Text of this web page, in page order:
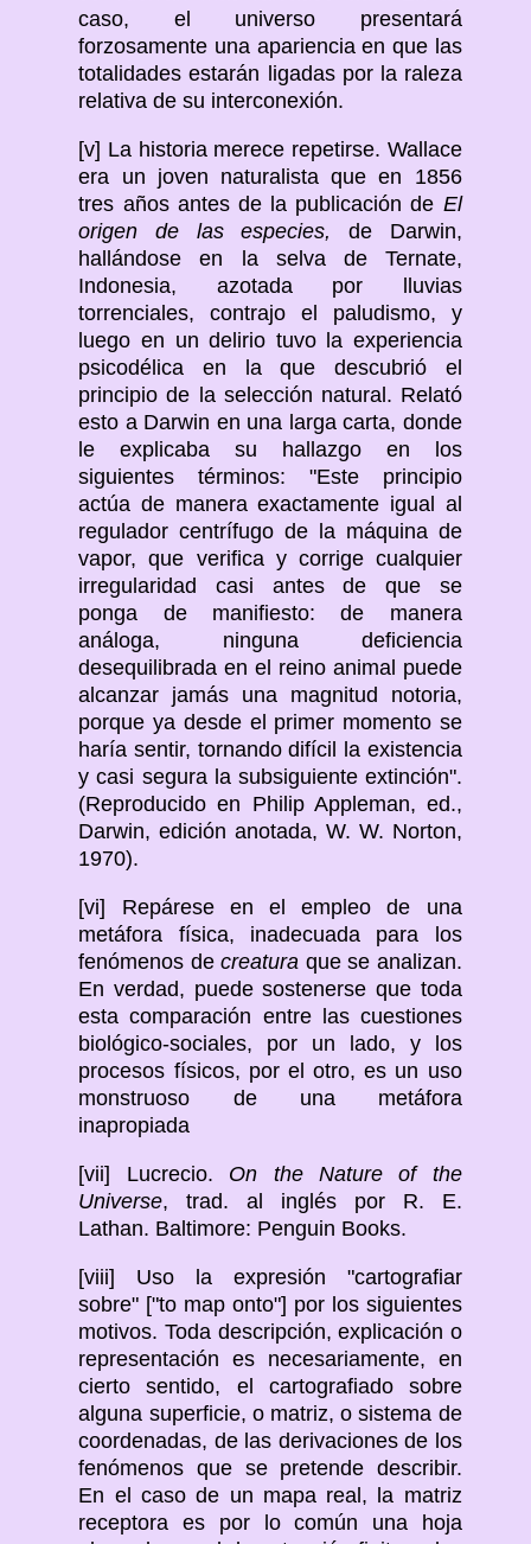
caso, el universo presentará
forzosamente una apariencia en que las
totalidades estarán ligadas por la raleza
relativa de su interconexión.
[v] La historia merece repetirse. Wallace
era un joven naturalista que en 1856
tres años antes de la publicación de El
origen de las especies,
de Darwin,
hallándose en la selva de Ternate,
Indonesia, azotada por lluvias
torrenciales, contrajo el paludismo, y
luego en un delirio tuvo la experiencia
psicodélica en la que descubrió el
principio de la selección natural. Relató
esto a Darwin en una larga carta, donde
le explicaba su hallazgo en los
siguientes términos: "Este principio
actúa de manera exactamente igual al
regulador centrífugo de la máquina de
vapor, que verifica y corrige cualquier
irregularidad casi antes de que se
ponga de manifiesto: de manera
análoga, ninguna deficiencia
desequilibrada en el reino animal puede
alcanzar jamás una magnitud notoria,
porque ya desde el primer momento se
haría sentir, tornando difícil la existencia
y casi segura la subsiguiente extinción".
(Reproducido en Philip Appleman, ed.,
Darwin, edición anotada, W. W. Norton,
1970).
[vi] Repárese en el empleo de una
metáfora física, inadecuada para los
fenómenos decreatura que se analizan.
En verdad, puede sostenerse que toda
esta comparación entre las cuestiones
biológico-sociales, por un lado, y los
procesos físicos, por el otro, es un uso
monstruoso de una metáfora
inapropiada
[vii] Lucrecio. On the Nature of the
Universe, trad. al inglés por R. E.
Lathan. Baltimore: Penguin Books.
[viii] Uso la expresión "cartografiar
sobre" ["to map onto"] por los siguientes
motivos. Toda descripción, explicación o
representación es necesariamente, en
cierto sentido, el cartografiado sobre
alguna superficie, o matriz, o sistema de
coordenadas, de las derivaciones de los
fenómenos que se pretende describir.
En el caso de un mapa real, la matriz
receptora es por lo común una hoja